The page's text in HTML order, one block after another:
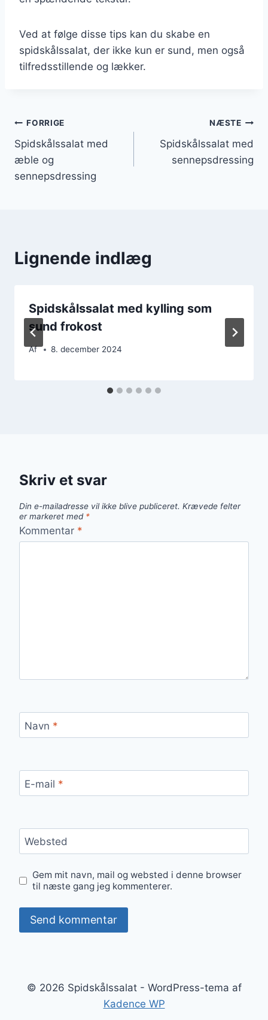
Ved at følge disse tips kan du skabe en
spidskålssalat, der ikke kun er sund, men også
tilfredsstillende og lækker.
Indlægsnavigation
FORRIGE
Spidskålssalat med
æble og
sennepsdressing
NÆSTE
Spidskålssalat med
sennepsdressing
Lignende indlæg
Spidskålssalat med kylling som
sund frokost
Af 8. december 2024
Skriv et svar
Din e-mailadresse vil ikke blive publiceret. Krævede felter
er markeret med *
Kommentar *
Navn *
E-mail *
Websted
Gem mit navn, mail og websted i denne browser
til næste gang jeg kommenterer.
© 2026 Spidskålssalat - WordPress-tema af
Kadence WP